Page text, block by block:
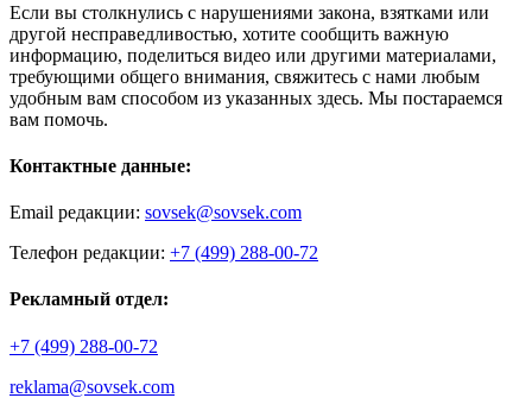
Если вы столкнулись с нарушениями закона, взятками или
другой несправедливостью, хотите сообщить важную
информацию, поделиться видео или другими материалами,
требующими общего внимания, свяжитесь с нами любым
удобным вам способом из указанных здесь. Мы постараемся
вам помочь.
Контактные данные:
Email редакции: sovsek@sovsek.com
Телефон редакции: +7 (499) 288-00-72
Рекламный отдел:
+7 (499) 288-00-72
reklama@sovsek.com